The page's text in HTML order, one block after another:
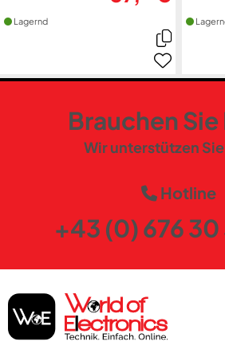
Lagernd
Brauchen
Wir unterstützen
Hotline
+43 (0) 676